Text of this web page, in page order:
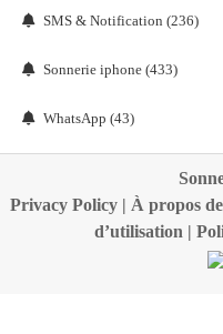
SMS & Notification (236)
Sonnerie iphone (433)
WhatsApp (43)
Privacy Policy| À propos
d’utilisation |